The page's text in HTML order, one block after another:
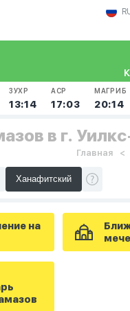
ЗУХР
13:14
АСР
17:03
МАГРИБ
20:14
в г.
Главная
на